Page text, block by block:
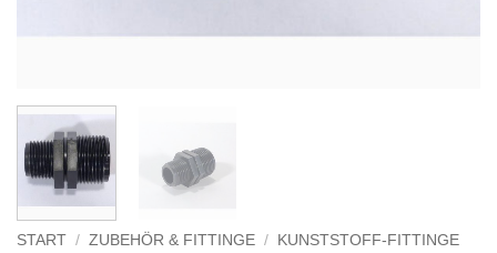
START / ZUBEHÖR & FITTINGE / KUNSTSTOFF-FITTINGE